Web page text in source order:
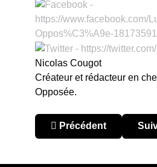
Nicolas Cougot
Créateur et rédacteur en
Opposée.
Article précédent :
Précédent